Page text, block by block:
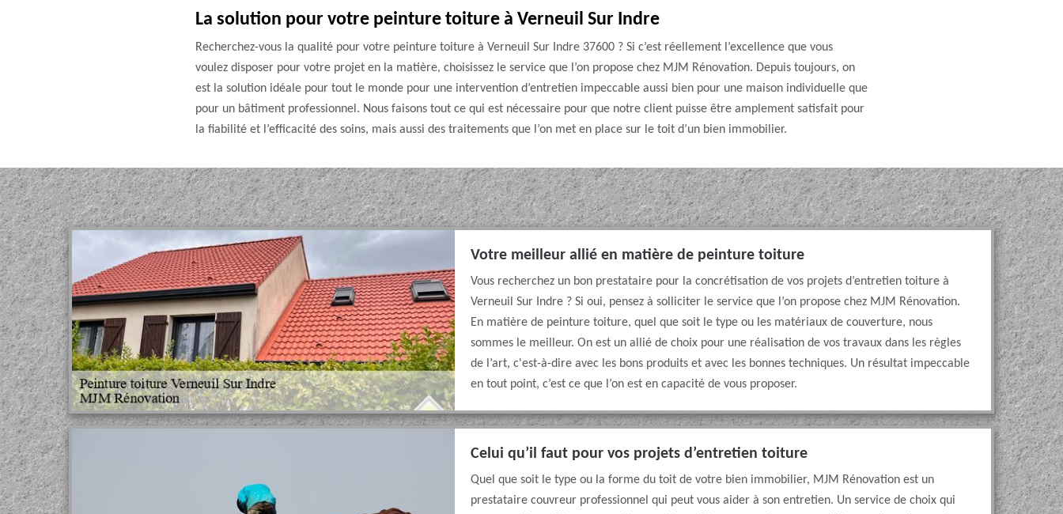
La solution pour votre peinture toiture à Verneuil Sur Indre
Recherchez-vous la qualité pour votre peinture toiture à Verneuil Sur Indre 37600 ? Si c’est réellement l’excellence que vous
voulez disposer pour votre projet en la matière, choisissez le service que l’on propose chez MJM Rénovation. Depuis toujours, on
est la solution idéale pour tout le monde pour une intervention d’entretien impeccable aussi bien pour une maison individuelle que
pour un bâtiment professionnel. Nous faisons tout ce qui est nécessaire pour que notre client puisse être amplement satisfait pour
la fiabilité et l’efficacité des soins, mais aussi des traitements que l’on met en place sur le toit d’un bien immobilier.
Votre meilleur allié en matière de peinture toiture
Vous recherchez un bon prestataire pour la concrétisation de vos projets d’entretien toiture à
Verneuil Sur Indre ? Si oui, pensez à solliciter le service que l’on propose chez MJM Rénovation.
En matière de peinture toiture, quel que soit le type ou les matériaux de couverture, nous
sommes le meilleur. On est un allié de choix pour une réalisation de vos travaux dans les règles
de l’art, c'est-à-dire avec les bons produits et avec les bonnes techniques. Un résultat impeccable
en tout point, c’est ce que l’on est en capacité de vous proposer.
Celui qu’il faut pour vos projets d’entretien toiture
Quel que soit le type ou la forme du toit de votre bien immobilier, MJM Rénovation est un
prestataire couvreur professionnel qui peut vous aider à son entretien. Un service de choix qui